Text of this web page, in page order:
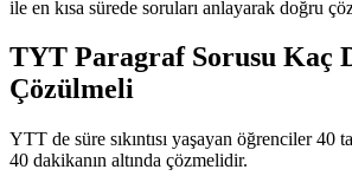
ile en kısa sürede soruları anlayarak doğru
TYT Paragraf Sorusu Kaç
Çözülmeli
YTT de süre sıkıntısı yaşayan öğrenciler 40
40 dakikanın altında çözmelidir.